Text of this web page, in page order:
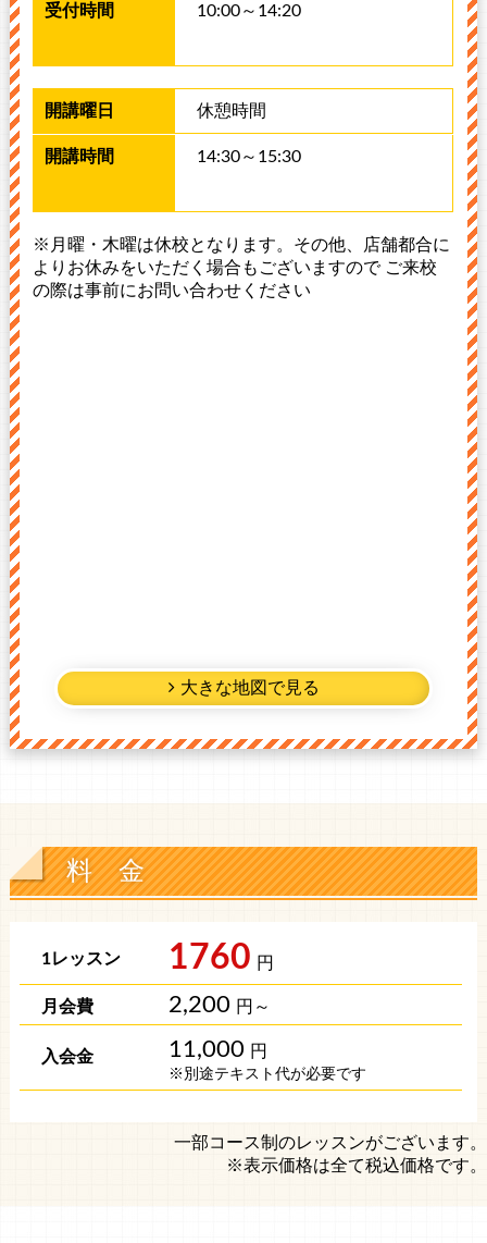
10:00～14:20
休憩時間
14:30～15:30
※月曜・木曜は休校となります。その他、店舗都合に
よりお休みをいただく場合もございますので ご来校
の際は事前にお問い合わせください
大きな地図で見る
料 金
1760 円
2,200 円～
11,000 円
※別途テキスト代が必要です
一部コース制のレッスンがございます。
※表示価格は全て税込価格です。